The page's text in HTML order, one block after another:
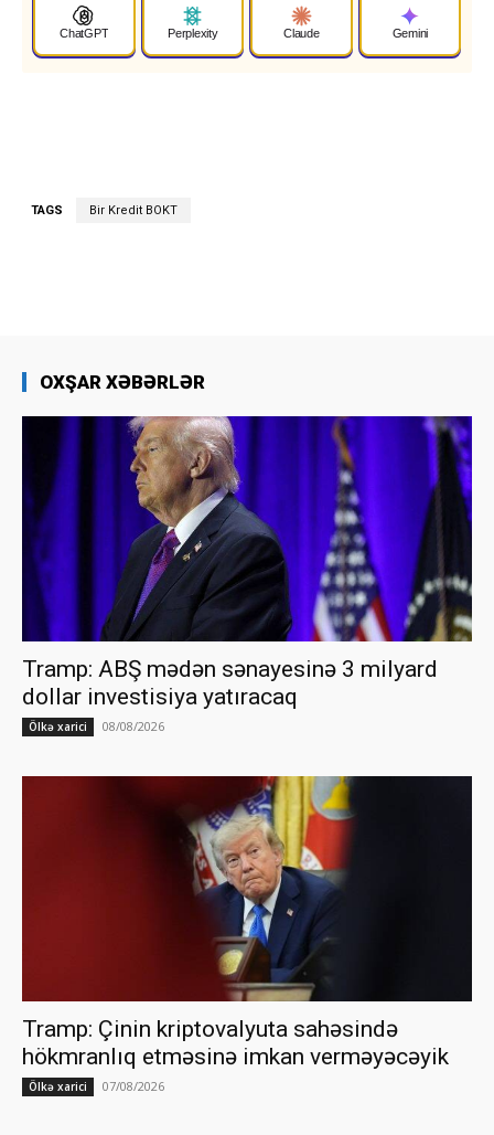
ChatGPT Perplexity Claude Gemini
TAGS Bir Kredit BOKT
OXŞAR XƏBƏRLƏR
Tramp: ABŞ mədən sənayesinə 3 milyard
dollar investisiya yatıracaq
Ölkə xarici 08/08/2026
Tramp: Çinin kriptovalyuta sahəsində
hökmranlıq etməsinə imkan verməyəcəyik
Ölkə xarici 07/08/2026